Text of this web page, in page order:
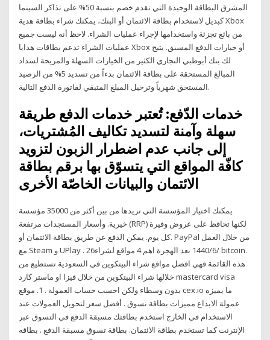
المشرق البطاقة الوحيدة التي تقدم خصم بنسبة 50% على تذاكر السينما
كبديل لاستخدام بطاقة الائتمان أو البنك، يمكنك شراء بطاقة هدية Xbox
من بائع تجزئة واستخدامها لإجراء عمليات الشراء. لاحظ أنه ليست جميع
عمليات الشراء تدعم بطاقات هدايا Xbox أو خيارات الدفع المسبق. يتيح
لك بنك أبوظبي التجاري الكثير من الخيارات السهلة والمريحة لسداد
المبالغ المستحقة على بطاقة الائتمان بدءاً من تسديد 5% من الرصيد
المستحق شهرياً وترحيل المبلغ المتبقي لفاتورة الدفع التالية.
خدمات الدّفع: تُعتبر خدمات الدفع طريقة
سهلة وآمنة لتسديد تكاليف المُشتريات،
إلى جانب عدم اضطرار الزبون لتزويد
كافّة المواقع التي يتسوّق بها برقم بطاقة
الائتمان والبيانات الخاصّة الأخرى
يمكنك اختيار المؤسسة التي تريدها من بين أكثر من 35000 مؤسسة
خيرية. وأسعار المستجدات مرتفعة (RRP) لكنها تحافظ على عروض وفيرة
كل يوم. يمكن الدفع عن طريق بطاقة الائتمان أو. PayPal من خلال العمل
مع Steam و UPlay . 26‏‏/6‏‏/1440 بعد الهجرة اهم 4 مواقع لشراء bitcoin.
هذه القائمة فهي افضل مواقع شراء البيتكوين في السعودية تستطيع من
خلالها شراء البيتكوين من خلال فيزا او ماستر كارد mastercard visa
بدون وسطاء ولكن احسب حساب العمولة . 1. موقع cex.io ما يميزه
عمولة الايداع مميزات بطاقة تسوق . أفضل سعر لتحويل العمولات عند
الاستخدام في الخارج استخدم بطاقتك مسبقة الدفع في التسوق عبر
الإنترنت كما تستخدم بطاقة الائتمان. بطاقة تسوق مسبقة الدفع . بطاقه